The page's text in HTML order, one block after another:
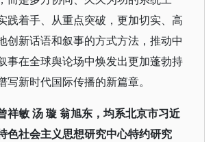
践着手、从重点突破，更加切实、高
创新话语和叙事的方式方法，推动中
事在全球舆论场中焕发出更加蓬勃持
写新时代国际传播的新篇章。
祥敏 汤 璇 翁旭东，均系北京市习近
色社会主义思想研究中心特约研究